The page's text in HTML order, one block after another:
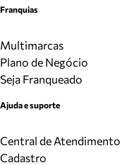
Franquias
Multimarcas
Plano de Negócio
Seja Franqueado
Ajuda e suporte
Central de Atendimento
Cadastro